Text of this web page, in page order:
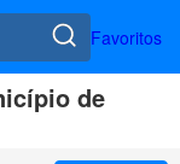
Favoritos
de